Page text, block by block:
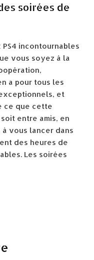
soirées de
incontournables
vous soyez à la
a pour tous les
et
ce que cette
entre amis, en
à vous lancer dans
des heures de
Les soirées